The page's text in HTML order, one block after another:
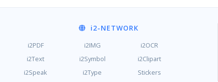
i2-NETWORK
i2PDF i2IMG
i2OCR
i2Text
i2Symbol
i2Clipart
i2Speak
i2Type Stickers